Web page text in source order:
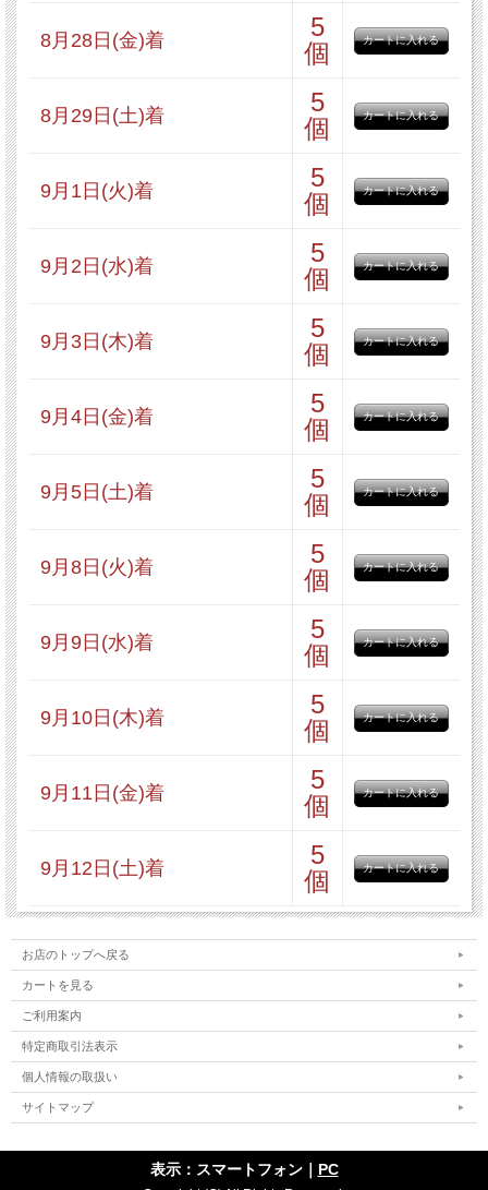
チョコデニッシュブレッドハーフ
1個
おたのしみ1点
※2セットご注文いただいた場合は、
ただいております。
8月28日(金)着
5
個
8月29日(土)着
5
個
9月1日(火)着
5
個
9月2日(水)着
5
個
9月3日(木)着
5
個
9月4日(金)着
5
個
9月5日(土)着
5
個
9月8日(火)着
5
個
9月9日(水)着
5
個
9月10日(木)着
5
個
9月11日(金)着
5
個
9月12日(土)着
5
個
お店のトップへ戻る
カートを見る
ご利用案内
特定商取引法表示
個人情報の取扱い
サイトマップ
表示：スマートフォン｜ PC